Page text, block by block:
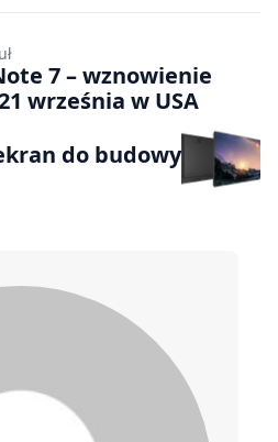
7 – wznowienie
września w USA
do budowy